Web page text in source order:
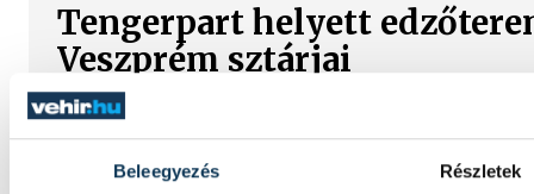
Beleegyezés Részletek
Tengerpart helyett
Veszprém sztárjai
A tengerparti pihenést lassan ismét az
a One Veszprém játékosainál. A nyári
együtt dolgozik a keret, miközben a